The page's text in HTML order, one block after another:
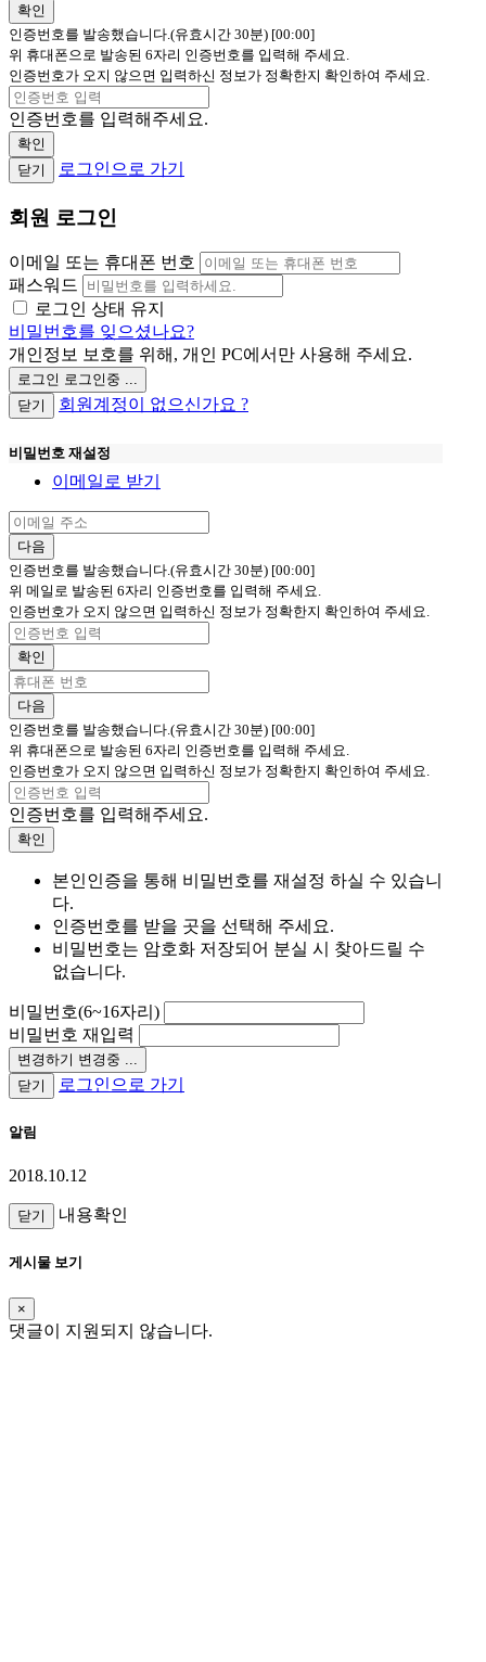
확인
인증번호를 발송했습니다.(유효시간 30분) [00:00]
위 휴대폰으로 발송된 6자리 인증번호를 입력해 주세요.
인증번호가 오지 않으면 입력하신 정보가 정확한지 확인하여 주세요.
인증번호를 입력해주세요.
확인
닫기
로그인으로 가기
회원 로그인
이메일 또는 휴대폰 번호
패스워드
로그인 상태 유지
비밀번호를 잊으셨나요?
개인정보 보호를 위해, 개인 PC에서만 사용해 주세요.
로그인 로그인중 ...
닫기
회원계정이 없으신가요 ?
비밀번호 재설정
이메일로 받기
다음
인증번호를 발송했습니다.(유효시간 30분) [00:00]
위 메일로 발송된 6자리 인증번호를 입력해 주세요.
인증번호가 오지 않으면 입력하신 정보가 정확한지 확인하여 주세요.
확인
다음
인증번호를 발송했습니다.(유효시간 30분) [00:00]
위 휴대폰으로 발송된 6자리 인증번호를 입력해 주세요.
인증번호가 오지 않으면 입력하신 정보가 정확한지 확인하여 주세요.
인증번호를 입력해주세요.
확인
본인인증을 통해 비밀번호를 재설정 하실 수 있습니
다.
인증번호를 받을 곳을 선택해 주세요.
비밀번호는 암호화 저장되어 분실 시 찾아드릴 수
없습니다.
비밀번호(6~16자리)
비밀번호 재입력
변경하기 변경중 ...
닫기
로그인으로 가기
알림
2018.10.12
닫기 내용확인
게시물 보기
×
댓글이 지원되지 않습니다.